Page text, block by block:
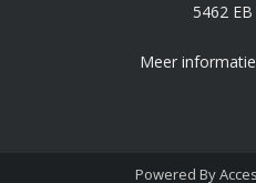
5462
Meer
Powered By